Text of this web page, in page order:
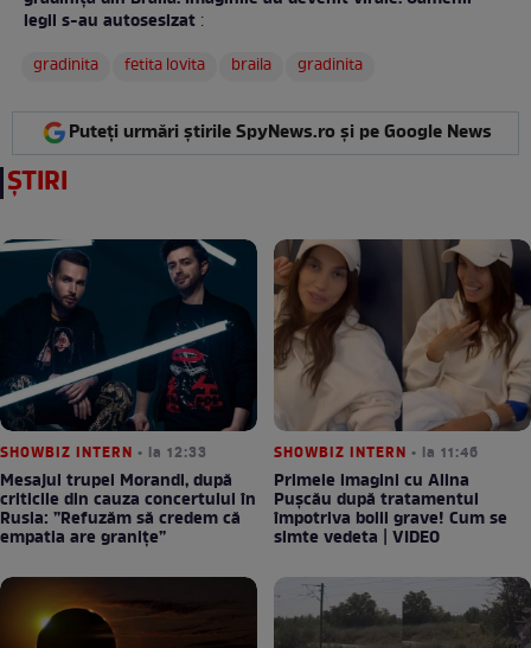
legii s-au autosesizat :
gradinita
fetita lovita braila gradinita
Puteți urmări știrile SpyNews.ro și pe Google News
ȘTIRI
SHOWBIZ INTERN • la 12:33
Mesajul trupei Morandi, după
criticile din cauza concertului în
Rusia: ”Refuzăm să credem că
empatia are granițe”
SHOWBIZ INTERN • la 11:46
Primele imagini cu Alina
Pușcău după tratamentul
împotriva bolii grave! Cum se
simte vedeta | VIDEO